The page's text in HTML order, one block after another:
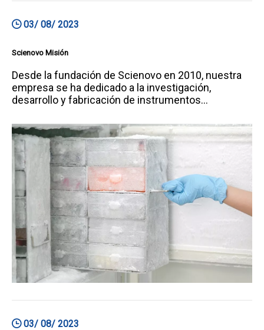
03/ 08/ 2023
Scienovo Misión
Desde la fundación de Scienovo en 2010, nuestra
empresa se ha dedicado a la investigación,
desarrollo y fabricación de instrumentos
más de 100 países con excelente reputación
comercialScienovo ya hemos establecido una
cooperación con más de 100
03/ 08/ 2023